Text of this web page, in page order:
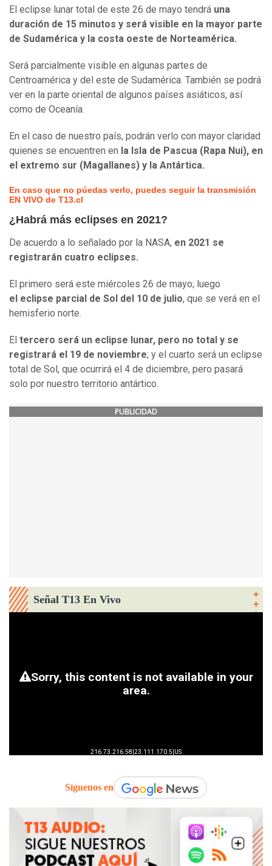
El eclipse lunar total de este 26 de mayo tendrá una
duración de 15 minutos y será visible en la mayor parte
de Sudamérica y la costa oeste de Norteamérica.
Será parcialmente visible en algunas partes de
Centroamérica y del este de Sudamérica. También se podrá
ver en la parte oriental de algunos países asiáticos, así
como de Oceanía.
En el caso de nuestro país, podrán verlo con mayor claridad
quienes se encuentren en la Isla de Pascua (Rapa Nui), en
el extremo sur (Magallanes) y la Antártica.
En caso que no púedas verlo, puedes seguir la transmisión
EN VIVO de T13.cl
¿Habrá más eclipses en 2021?
De acuerdo a lo señalado por la NASA, en 2021 se
registrarán cuatro eclipses.
El primero será este miércoles 26 de mayo; luego
el eclipse parcial de Sol del 10 de julio, que se verá en el
hemisferio norte.
El tercero será un eclipse lunar, pero no total y se
registrará el 19 de noviembre; y el cuarto será un eclipse
total de Sol, que ocurrirá el 4 de diciembre, pero pasará
solo por nuestro territorio antártico.
PUBLICIDAD
Señal T13 En Vivo
Síguenos en